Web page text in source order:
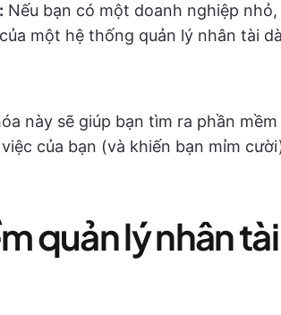
Nếu bạn có một doanh nghiệp
một hệ thống quản lý nhân tài
này sẽ giúp bạn tìm ra phần
của bạn (và khiến bạn mỉm
quản lý nhân